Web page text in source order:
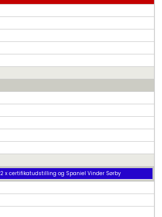
2 x certifikatudstilling og Spaniel Vinder Sørby